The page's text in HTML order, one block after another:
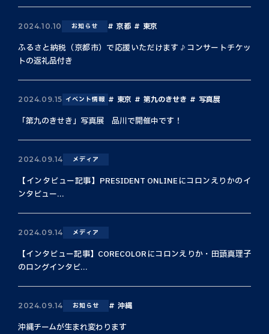
2024.10.10 お知らせ 京都 東京
ふるさと納税（京都市）で応援いただけます♪コンサートチケッ
トの返礼品付き
2024.09.15 イベント情報 東京 第九のきせき 写真展
「第九のきせき」写真展 品川で開催中です！
2024.09.14 メディア
【インタビュー記事】PRESIDENT ONLINEにコロンえりかのイ
ンタビュー...
2024.09.14 メディア
【インタビュー記事】CORECOLORにコロンえりか・田頭真理子
のロングインタビ...
2024.09.14 お知らせ 沖縄
沖縄チームが生まれ変わります